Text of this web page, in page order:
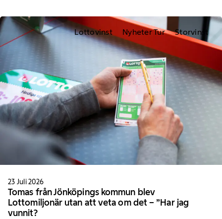
Lottovinst Nyheter Tur Storvinst
23 Juli 2026
Tomas från Jönköpings kommun blev
Lottomiljonär utan att veta om det – ”Har jag
vunnit?